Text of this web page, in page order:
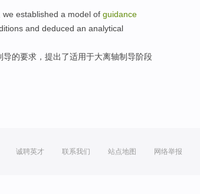
, we established a model of guidance
and deduced an analytical
导的要求，提出了适用于大离轴制导阶段
诚聘英才 联系我们 站点地图 网络举报